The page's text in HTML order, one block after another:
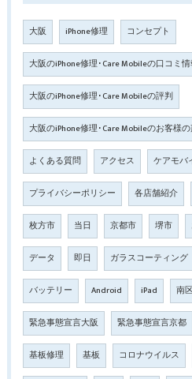
大阪 iPhone修理 コンセプト
大阪のiPhone修理･Care Mobileの口コミ
大阪のiPhone修理･Care Mobileの評判
大阪のiPhone修理･Care Mobileのお客様
よくある質問 アクセス ケアモバ
プライバシーポリシー 各店舗紹介
枚方市 当日 京都市 堺市
データ 即日 ガラスコーティング
バッテリー Android iPad 南
緊急事態宣言大阪 緊急事態宣言京都
基板修理 基板 コロナウイルス